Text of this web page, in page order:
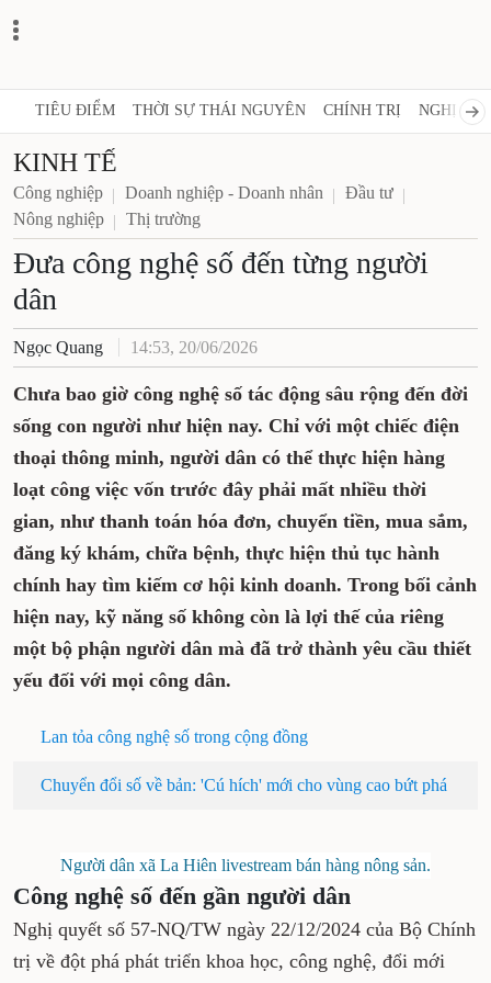
TIÊU ĐIỂM THỜI SỰ THÁI NGUYÊN CHÍNH TRỊ NGHỊ
KINH TẾ
Công nghiệp Doanh nghiệp - Doanh nhân
Đầu tư
Nông nghiệp
Thị trường
Đưa công nghệ số đến từng người
dân
Ngọc Quang 14:53, 20/06/2026
Chưa bao giờ công nghệ số tác động sâu rộng đến đời
sống con người như hiện nay. Chỉ với một chiếc điện
thoại thông minh, người dân có thể thực hiện hàng
loạt công việc vốn trước đây phải mất nhiều thời
gian, như thanh toán hóa đơn, chuyển tiền, mua sắm,
đăng ký khám, chữa bệnh, thực hiện thủ tục hành
chính hay tìm kiếm cơ hội kinh doanh. Trong bối cảnh
hiện nay, kỹ năng số không còn là lợi thế của riêng
một bộ phận người dân mà đã trở thành yêu cầu thiết
yếu đối với mọi công dân.
Lan tỏa công nghệ số trong cộng đồng
Chuyển đổi số về bản: 'Cú hích' mới cho vùng cao bứt phá
Người dân xã La Hiên livestream bán hàng nông sản.
Công nghệ số đến gần người dân
Nghị quyết số 57-NQ/TW ngày 22/12/2024 của Bộ Chính
trị về đột phá phát triển khoa học, công nghệ, đổi mới